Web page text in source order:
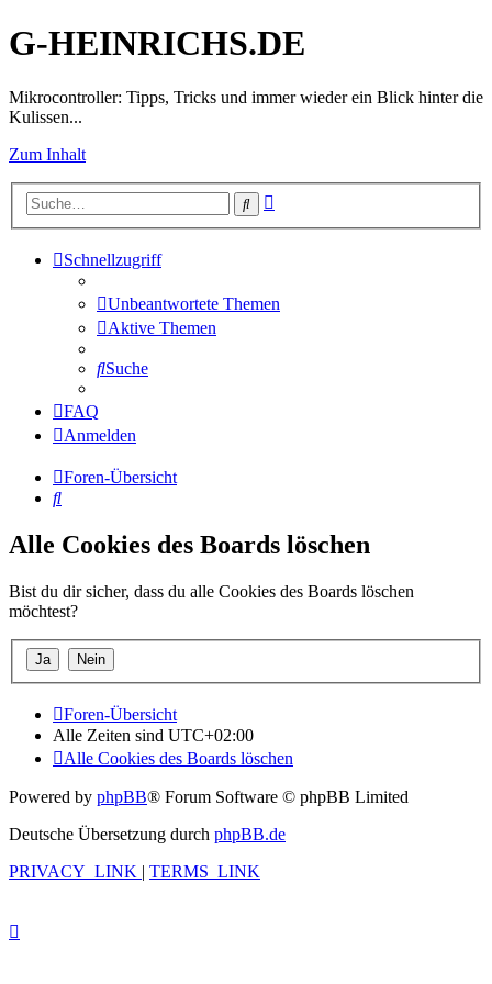
G-HEINRICHS.DE
Mikrocontroller: Tipps, Tricks und immer wieder ein Blick hinter die
Kulissen...
Zum Inhalt
Suche
Schnellzugriff
Unbeantwortete Themen
Aktive Themen
Suche
FAQ
Anmelden
Foren-Übersicht
Suche
Alle Cookies des Boards löschen
Bist du dir sicher, dass du alle Cookies des Boards löschen
möchtest?
Foren-Übersicht
Alle Zeiten sind UTC+02:00
Alle Cookies des Boards löschen
Powered by phpBB® Forum Software © phpBB Limited
Deutsche Übersetzung durch phpBB.de
PRIVACY_LINK | TERMS_LINK